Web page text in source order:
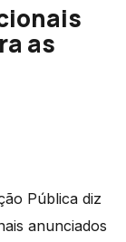
as
Pública diz
anunciados